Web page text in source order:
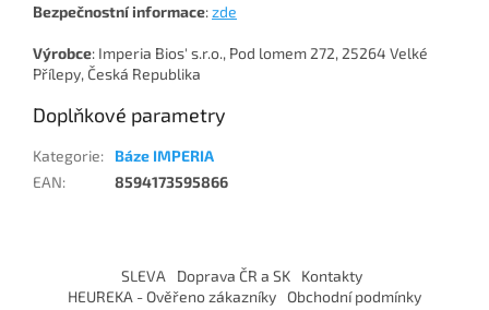
Bezpečnostní informace:zde
Výrobce: Imperia Bios' s.r.o., Pod lomem 272, 25264 Velké
Přílepy, Česká Republika
Doplňkové parametry
Kategorie:
Báze IMPERIA
EAN: 8594173595866
SLEVA Doprava ČR a SK
Kontakty
HEUREKA - Ověřeno zákazníky
Obchodní podmínky